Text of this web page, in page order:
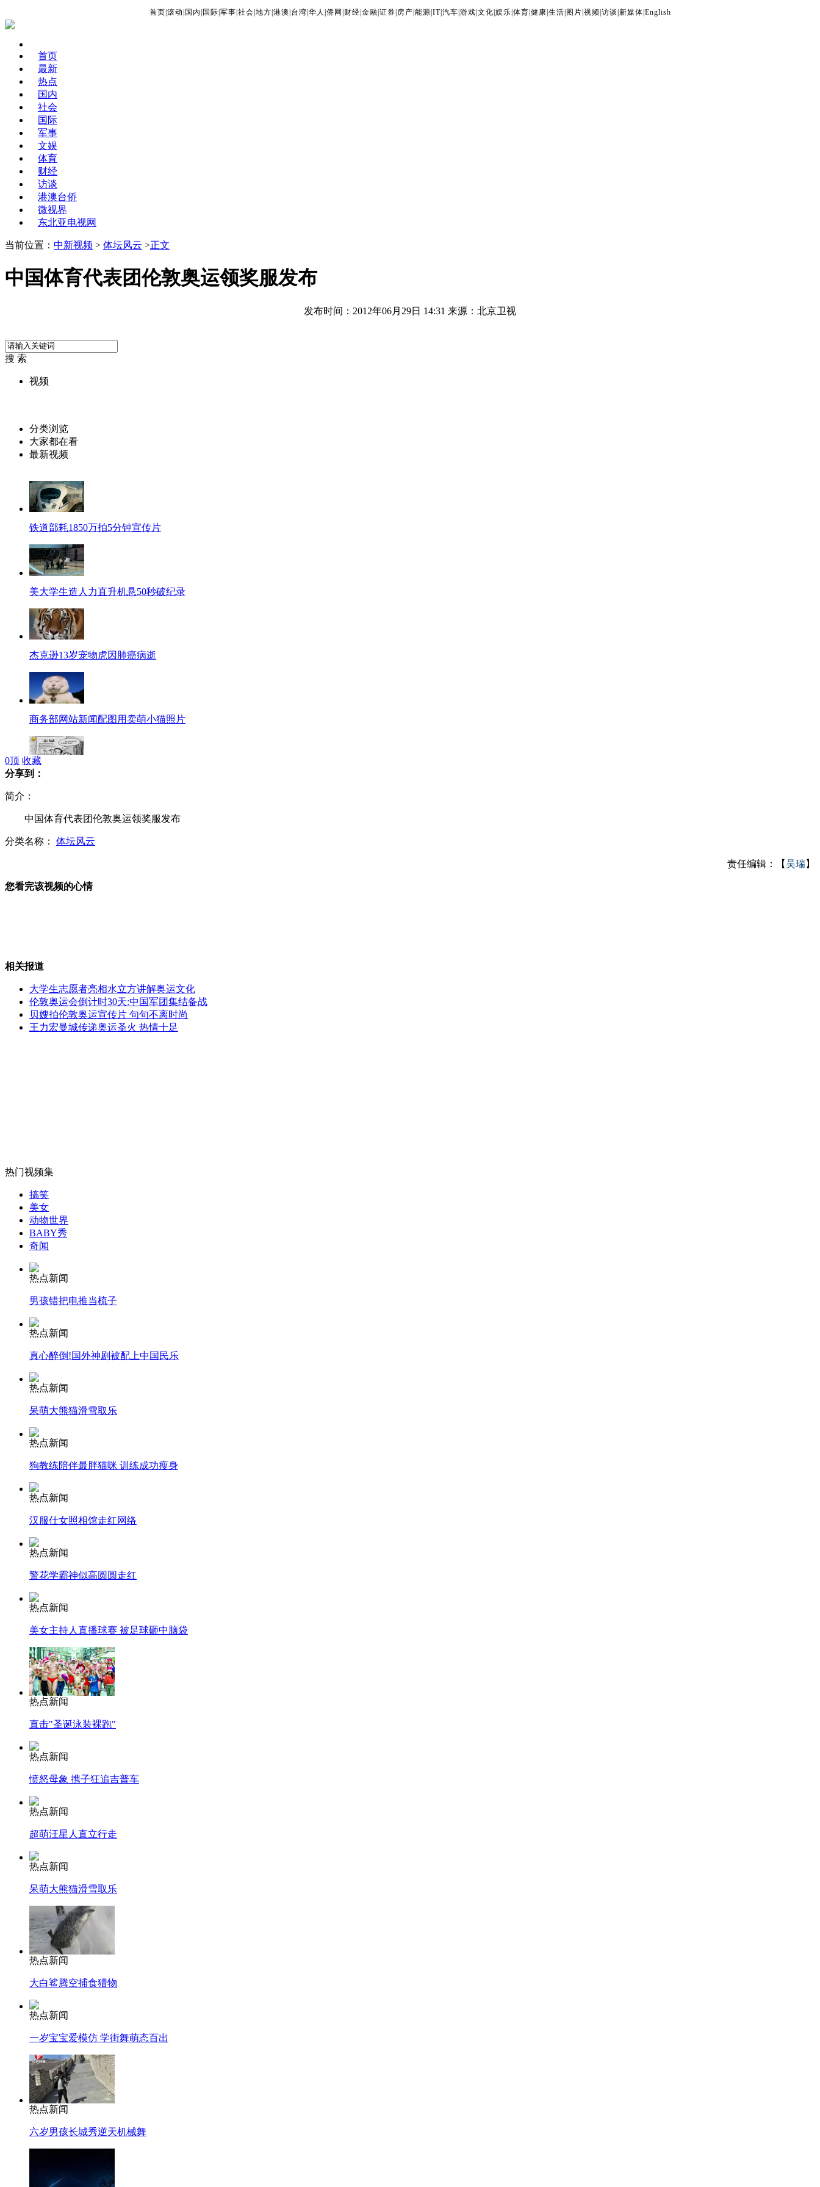
首页 滚动 国内 国际 军事 社会 地方 港澳 台湾 华人 侨网 财经 金融 证券 房产 能源 IT| 汽车 游戏 文化 娱乐 体育 健康 生活 图片 视频 访谈 新媒体 English
首页
最新
热点
国内
社会
国际
军事
文娱
体育
财经
访谈
港澳台侨
微视界
东北亚电视网
当前位置： 中新视频 > 体坛风云 >正文
中国体育代表团伦敦奥运领奖服发布
发布时间：2012年06月29日 14:31 来源：北京卫视
搜 索
视频
分类浏览
大家都在看
最新视频
铁道部耗1850万拍5分钟宣传片
美大学生造人力直升机悬50秒破纪录
杰克逊13岁宠物虎因肺癌病逝
商务部网站新闻配图用卖萌小猫照片
著名表演艺术家张瑞芳在沪逝世
石家庄"妈妈团"抗议人流广告泛滥
女孩北京地铁殴打老人 痛下狠手拳打脚踢
无痛分娩是否安全 医生回应
外交部：有关国家言论片面不公正
安徽一实载49人客车翻车
走！跟着总书记去植树
纽约上演“枕头大战”
0顶 收藏
分享到：
简介：
中国体育代表团伦敦奥运领奖服发布
分类名称： 体坛风云
责任编辑：【吴瑞】
您看完该视频的心情
相关报道
大学生志愿者亮相水立方讲解奥运文化
伦敦奥运会倒计时30天:中国军团集结备战
贝嫂拍伦敦奥运宣传片 句句不离时尚
王力宏曼城传递奥运圣火 热情十足
热门视频集
搞笑
美女
动物世界
BABY秀
奇闻
热点新闻
男孩错把电推当梳子
热点新闻
真心醉倒!国外神剧被配上中国民乐
热点新闻
呆萌大熊猫滑雪取乐
热点新闻
狗教练陪伴最胖猫咪 训练成功瘦身
热点新闻
汉服仕女照相馆走红网络
热点新闻
警花学霸神似高圆圆走红
热点新闻
美女主持人直播球赛 被足球砸中脑袋
热点新闻
直击"圣诞泳装裸跑"
热点新闻
愤怒母象 携子狂追吉普车
热点新闻
超萌汪星人直立行走
热点新闻
呆萌大熊猫滑雪取乐
热点新闻
大白鲨腾空捕食猎物
热点新闻
一岁宝宝爱模仿 学街舞萌态百出
热点新闻
六岁男孩长城秀逆天机械舞